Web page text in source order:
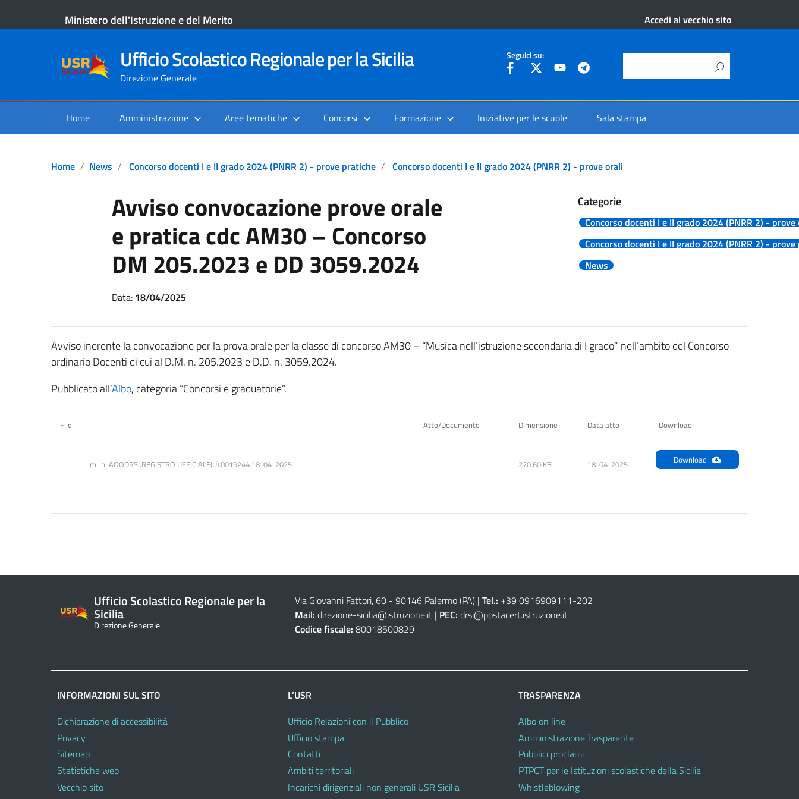
Ministero dell'Istruzione e del Merito Accedi al vecchio sito
Ufficio Scolastico Regionale per la Sicilia
Direzione Generale
Seguici su:
Home Amministrazione Aree tematiche Concorsi Formazione Iniziative per le scuole Sala stampa
Home News Concorso docenti I e II grado 2024 (PNRR 2) - prove pratiche Concorso docenti I e II grado 2024 (PNRR 2) - prove orali
Avviso convocazione prove orale
e pratica cdc AM30 – Concorso
DM 205.2023 e DD 3059.2024
Categorie
Concorso docenti I e II grado 2024 (PNRR 2) - prove
Concorso docenti I e II grado 2024 (PNRR 2) -
News
Data: 18/04/2025
Avviso inerente la convocazione per la prova orale per la classe di concorso AM30 – “Musica nell’istruzione secondaria di I grado” nell’ambito del Concorso
ordinario Docenti di cui al D.M. n. 205.2023 e D.D. n. 3059.2024.
Pubblicato all’Albo, categoria “Concorsi e graduatorie”.
File Atto/Documento Dimensione Data atto Download
m_pi.AOODRSI.REGISTRO UFFICIALE(U).0019244.18-04-2025 270.60 KB 18-04-2025 Download
Ufficio Scolastico Regionale per la
Sicilia
Direzione Generale
Via Giovanni Fattori, 60 - 90146 Palermo (PA)| Tel.: +39 0916909111-202
Mail: direzione-sicilia@istruzione.it| PEC: drsi@postacert.istruzione.it
Codice fiscale: 80018500829
INFORMAZIONI SUL SITO
Dichiarazione di accessibilità
Privacy
Sitemap
Statistiche web
Vecchio sito
L’USR
Ufficio Relazioni con il Pubblico
Ufficio stampa
Contatti
Ambiti territoriali
Incarichi dirigenziali non generali USR Sicilia
TRASPARENZA
Albo on line
Amministrazione Trasparente
Pubblici proclami
PTPCT per le Istituzioni scolastiche della Sicilia
Whistleblowing